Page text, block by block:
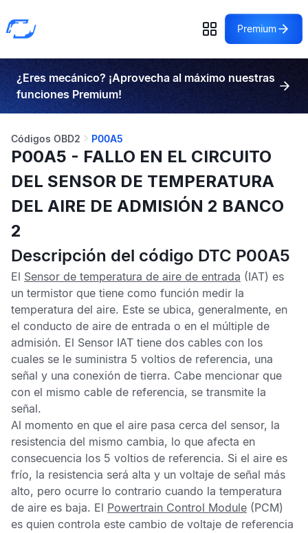
Premium
¿Eres mecánico? ¡Aprovecha al máximo nuestras
funciones Premium!
Códigos OBD2 P00A5
P00A5 - FALLO EN EL CIRCUITO
DEL SENSOR DE TEMPERATURA
DEL AIRE DE ADMISIÓN 2 BANCO
2
Descripción del código DTC P00A5
El Sensor de temperatura de aire de entrada (IAT) es
un termistor que tiene como función medir la
temperatura del aire. Este se ubica, generalmente, en
el conducto de aire de entrada o en el múltiple de
admisión. El Sensor IAT tiene dos cables con los
cuales se le suministra 5 voltios de referencia, una
señal y una conexión de tierra. Cabe mencionar que
con el mismo cable de referencia, se transmite la
señal.
Al momento en que el aire pasa cerca del sensor, la
resistencia del mismo cambia, lo que afecta en
consecuencia los 5 voltios de referencia. Si el aire es
frío, la resistencia será alta y un voltaje de señal más
alto, pero ocurre lo contrario cuando la temperatura
de aire es baja. El Powertrain Control Module (PCM)
es quien controla este cambio de voltaje de referencia